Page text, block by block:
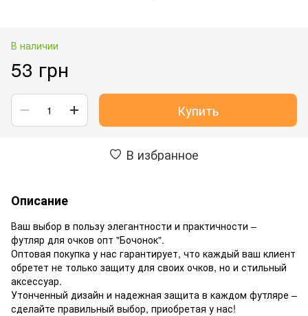
В наличии
53 грн
Купить
В избранное
Описание
Ваш выбор в пользу элегантности и практичности –
футляр для очков опт "Бочонок".
Оптовая покупка у нас гарантирует, что каждый ваш клиент
обретет не только защиту для своих очков, но и стильный
аксессуар.
Утонченный дизайн и надежная защита в каждом футляре –
сделайте правильный выбор, приобретая у нас!